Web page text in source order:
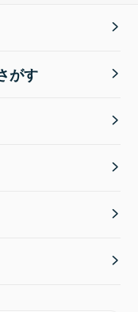
がす